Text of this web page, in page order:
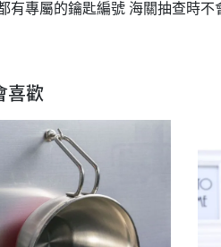
有專屬的鑰匙編號 海關抽查時不
喜歡